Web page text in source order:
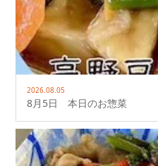
2026.08.05
8月5日 本日のお惣菜